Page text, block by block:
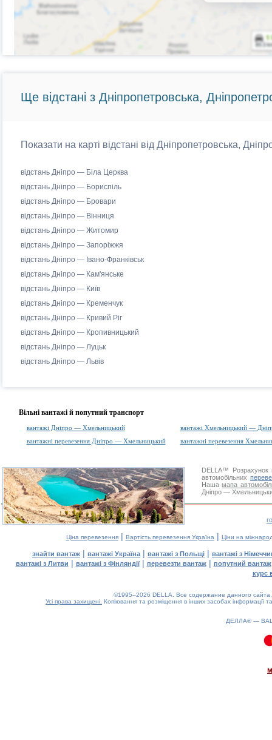
Ще відстані з Дніпропетровська,
Показати на карті відстані від Дніпропетровська,
відстань Дніпро — Біла Церква
відстань Дніпро — Бориспіль
відстань Дніпро — Бровари
відстань Дніпро — Вінниця
відстань Дніпро — Житомир
відстань Дніпро — Запоріжжя
відстань Дніпро — Івано-Франківськ
відстань Дніпро — Кам'янське
відстань Дніпро — Київ
відстань Дніпро — Кременчук
відстань Дніпро — Кривий Ріг
відстань Дніпро — Кропивницький
відстань Дніпро — Луцьк
відстань Дніпро — Львів
Вільні вантажі й попутний транспорт
вантажі Дніпро — Хмельницький
вантажі Хмельницький —
вантажні перевезення Дніпро — Хмельницький
вантажні перевезення
DELLA™
Розрахунок
автомобільних
Нашамапа
Дніпро —
Ціна перевезення| Вартість перевезення Україна | Ціни на
знайти вантаж | вантажі Україна | вантажі з Польщі | вантажі з
вантажі з Литви | вантажі з Фінляндії| перевезти вантаж| попутний вантаж
курс
©1995–2026 DELLA. Все содержание данного
Усі права захищені. Копіювання та розміщення в інших засобах інформації
ДЕЛЛА® —